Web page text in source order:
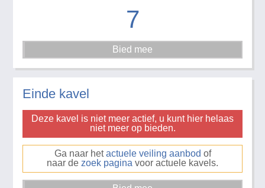
7
Einde kavel
Deze kavel is niet meer actief, u kunt hier helaas
niet meer op bieden.
Ga naar hetactuele veiling aanbod of
naar de zoek pagina voor actuele kavels.